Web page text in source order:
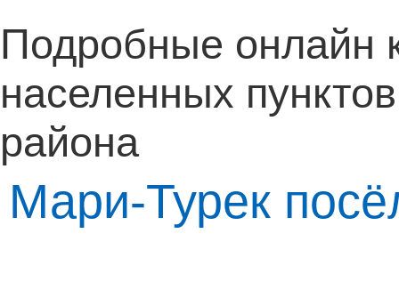
Подробные онлайн
населенных
района
Мари-Турек